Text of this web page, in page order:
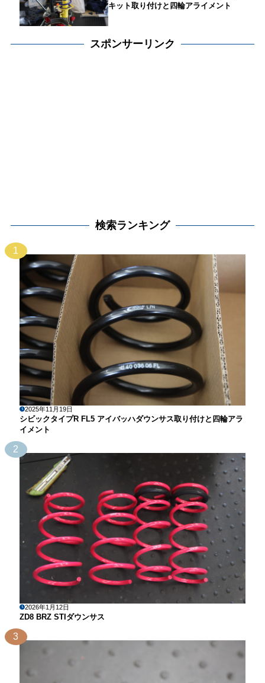
キット取り付けと四輪アライメント
スポンサーリンク
検索ランキング
1
2025年11月19日
シビックタイプR FL5 アイバッハダウンサス取り付けと四輪アラ
イメント
2
2026年1月12日
ZD8 BRZ STIダウンサス
3